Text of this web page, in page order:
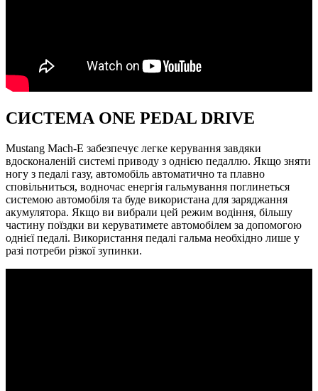
СИСТЕМА ONE PEDAL DRIVE
Mustang Mach-E забезпечує легке керування завдяки
вдосконаленій системі приводу з однією педаллю. Якщо зняти
ногу з педалі газу, автомобіль автоматично та плавно
сповільниться, водночас енергія гальмування поглинеться
системою автомобіля та буде використана для заряджання
акумулятора. Якщо ви вибрали цей режим водіння, більшу
частину поїздки ви керуватимете автомобілем за допомогою
однієї педалі. Використання педалі гальма необхідно лише у
разі потреби різкої зупинки.